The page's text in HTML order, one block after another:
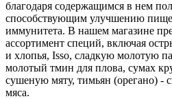
благодаря содержащимся в нем
способствующим улучшению
иммунитета. В нашем магазине
ассортимент специй, включая
и хлопья, Isso, сладкую молотую
молотый тмин для плова, сумах
сушеную мяту, тимьян (орегано) -
мяса.